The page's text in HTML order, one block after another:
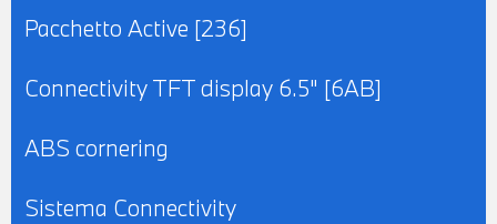
Pacchetto Active [236]
Connectivity TFT display 6.5" [6AB]
ABS cornering
Sistema Connectivity